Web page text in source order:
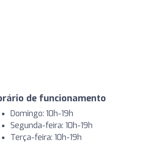
de funcionamento
Domingo: 10h-19h
Segunda-feira: 10h-19h
Terça-feira: 10h-19h